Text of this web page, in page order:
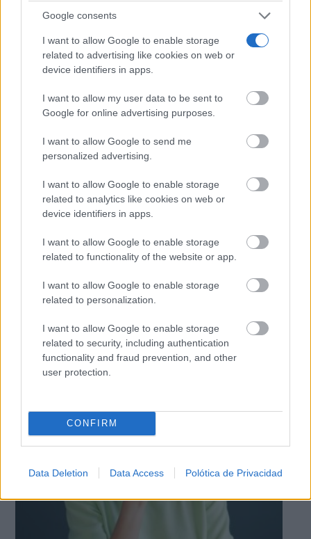
Google consents
I want to allow Google to enable storage
related to advertising like cookies on web or
device identifiers in apps.
I want to allow my user data to be sent to
Google for online advertising purposes.
I want to allow Google to send me
personalized advertising.
I want to allow Google to enable storage
related to analytics like cookies on web or
device identifiers in apps.
I want to allow Google to enable storage
related to functionality of the website or app.
I want to allow Google to enable storage
related to personalization.
I want to allow Google to enable storage
related to security, including authentication
functionality and fraud prevention, and other
user protection.
CONFIRM
Data Deletion Data Access Polótica de Privacidad
¿Sabías que existen?
planeta
Adiós a la cal del baño
¿Y si pudieras eliminar la cal del baño sin esfuerzo?